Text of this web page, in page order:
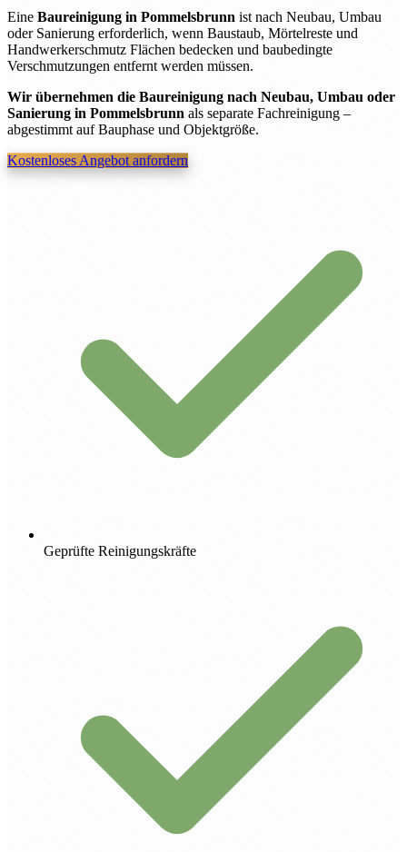
Eine Baureinigung in Pommelsbrunn ist nach Neubau, Umbau
oder Sanierung erforderlich, wenn Baustaub, Mörtelreste und
Handwerkerschmutz Flächen bedecken und baubedingte
Verschmutzungen entfernt werden müssen.
Wir übernehmen die Baureinigung nach Neubau, Umbau oder
Sanierung in Pommelsbrunn als separate Fachreinigung –
abgestimmt auf Bauphase und Objektgröße.
Kostenloses Angebot anfordern
Geprüfte Reinigungskräfte